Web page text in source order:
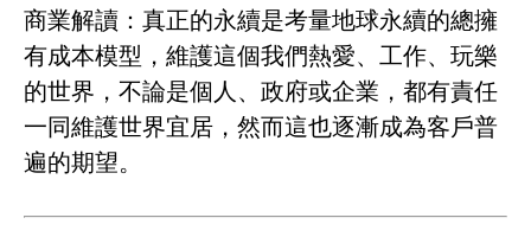
商業解讀：真正的永續是考量地球永續的總擁
有成本模型，維護這個我們熱愛、工作、玩樂
的世界，不論是個人、政府或企業，都有責任
一同維護世界宜居，然而這也逐漸成為客戶普
遍的期望。